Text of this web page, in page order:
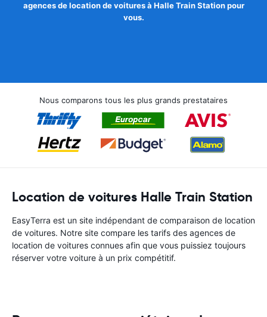
agences de location de voitures à Halle Train Station pour
vous.
Nous comparons tous les plus grands prestataires
Location de voitures Halle Train Station
EasyTerra est un site indépendant de comparaison de location
de voitures. Notre site compare les tarifs des agences de
location de voitures connues afin que vous puissiez toujours
réserver votre voiture à un prix compétitif.